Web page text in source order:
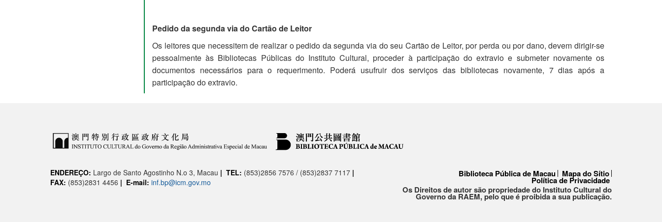
Pedido da segunda via do Cartão de Leitor
Os leitores que necessitem de realizar o pedido da segunda via do seu Cartão de Leitor, por perda ou por dano, devem dirigir-se
pessoalmente às Bibliotecas Públicas do Instituto Cultural, proceder à participação do extravio e submeter novamente os
documentos necessários para o requerimento. Poderá usufruir dos serviços das bibliotecas novamente, 7 dias após a
participação do extravio.
ENDEREÇO: Largo de Santo Agostinho N.o 3, Macau | TEL: (853)2856 7576 / (853)2837 7117 |
FAX: (853)2831 4456 | E-mail: inf.bp@icm.gov.mo
Biblioteca Pública de Macau Mapa do Sítio
Política de Privacidade
Os Direitos de autor são propriedade do Instituto Cultural do
Governo da RAEM, pelo que é proibida a sua publicação.